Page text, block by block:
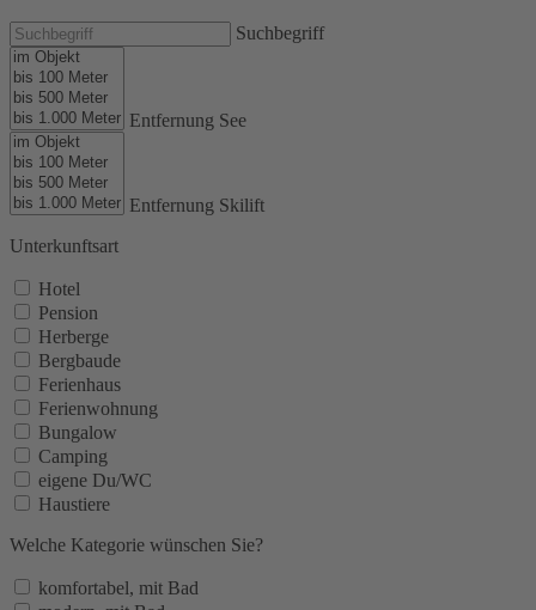
Suchbegriff
Entfernung See
Entfernung Skilift
Unterkunftsart
Hotel
Pension
Herberge
Bergbaude
Ferienhaus
Ferienwohnung
Bungalow
Camping
eigene Du/WC
Haustiere
Welche Kategorie wünschen Sie?
komfortabel, mit Bad